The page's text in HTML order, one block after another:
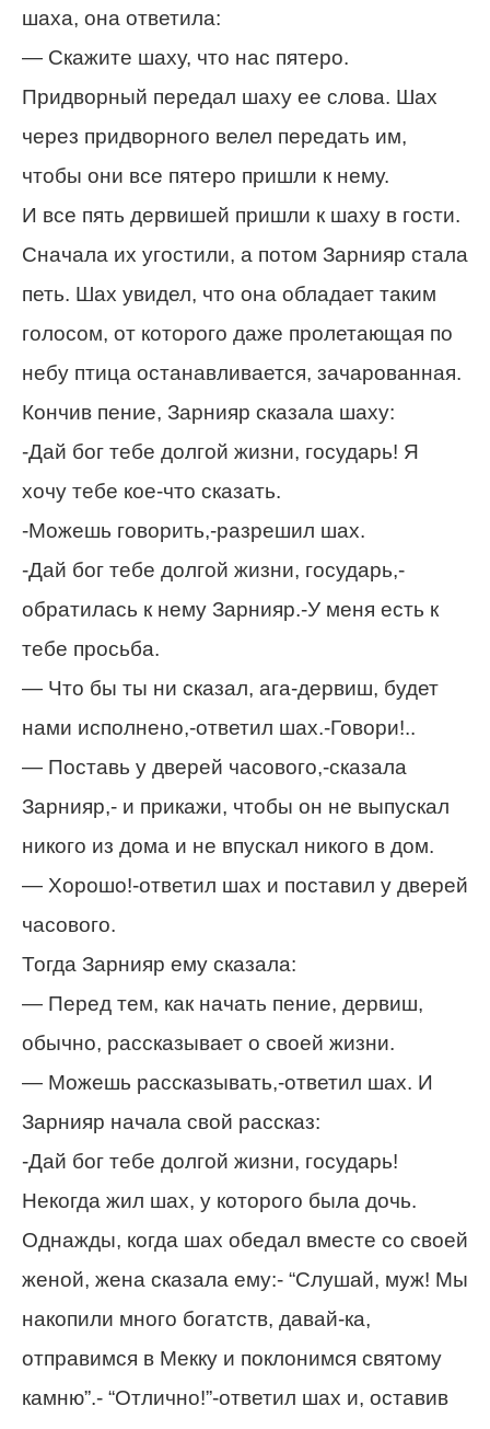
шаха, она ответила:
— Скажите шаху, что нас пятеро.
Придворный передал шаху ее слова. Шах
через придворного велел передать им,
чтобы они все пятеро пришли к нему.
И все пять дервишей пришли к шаху в гости.
Сначала их угостили, а потом Зарнияр стала
петь. Шах увидел, что она обладает таким
голосом, от которого даже пролетающая по
небу птица останавливается, зачарованная.
Кончив пение, Зарнияр сказала шаху:
-Дай бог тебе долгой жизни, государь! Я
хочу тебе кое-что сказать.
-Можешь говорить,-разрешил шах.
-Дай бог тебе долгой жизни, государь,-
обратилась к нему Зарнияр.-У меня есть к
тебе просьба.
— Что бы ты ни сказал, ага-дервиш, будет
нами исполнено,-ответил шах.-Говори!..
— Поставь у дверей часового,-сказала
Зарнияр,- и прикажи, чтобы он не выпускал
никого из дома и не впускал никого в дом.
— Хорошо!-ответил шах и поставил у дверей
часового.
Тогда Зарнияр ему сказала:
— Перед тем, как начать пение, дервиш,
обычно, рассказывает о своей жизни.
— Можешь рассказывать,-ответил шах. И
Зарнияр начала свой рассказ:
-Дай бог тебе долгой жизни, государь!
Некогда жил шах, у которого была дочь.
Однажды, когда шах обедал вместе со своей
женой, жена сказала ему:- “Слушай, муж! Мы
накопили много богатств, давай-ка,
отправимся в Мекку и поклонимся святому
камню”.- “Отлично!”-ответил шах и, оставив